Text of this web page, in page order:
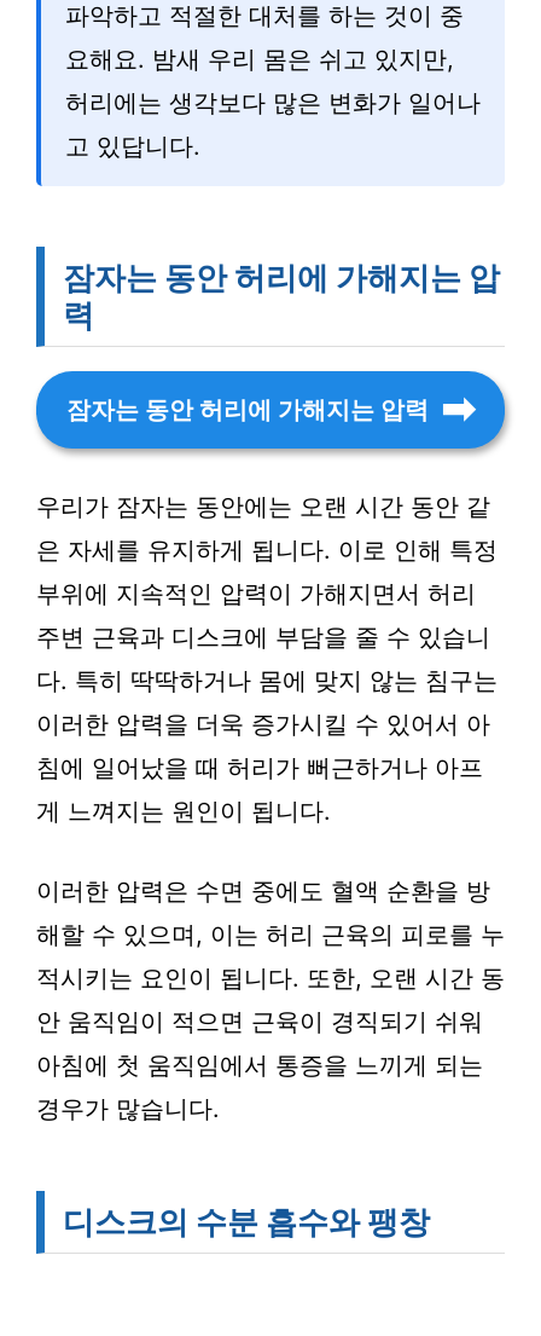
파악하고 적절한 대처를 하는 것이 중
요해요. 밤새 우리 몸은 쉬고 있지만,
허리에는 생각보다 많은 변화가 일어나
고 있답니다.
잠자는 동안 허리에 가해지는 압
력
잠자는 동안 허리에 가해지는 압력
우리가 잠자는 동안에는 오랜 시간 동안 같
은 자세를 유지하게 됩니다. 이로 인해 특정
부위에 지속적인 압력이 가해지면서 허리
주변 근육과 디스크에 부담을 줄 수 있습니
다. 특히 딱딱하거나 몸에 맞지 않는 침구는
이러한 압력을 더욱 증가시킬 수 있어서 아
침에 일어났을 때 허리가 뻐근하거나 아프
게 느껴지는 원인이 됩니다.
이러한 압력은 수면 중에도 혈액 순환을 방
해할 수 있으며, 이는 허리 근육의 피로를 누
적시키는 요인이 됩니다. 또한, 오랜 시간 동
안 움직임이 적으면 근육이 경직되기 쉬워
아침에 첫 움직임에서 통증을 느끼게 되는
경우가 많습니다.
디스크의 수분 흡수와 팽창